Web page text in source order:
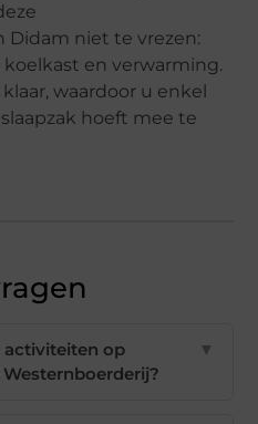
Didam niet te vrezen:
en verwarming.
waardoor u enkel
hoeft mee te
activiteiten op
▼